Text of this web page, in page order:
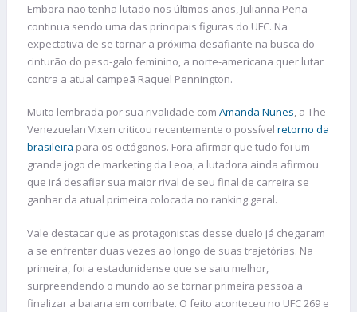
Embora não tenha lutado nos últimos anos, Julianna Peña
continua sendo uma das principais figuras do UFC. Na
expectativa de se tornar a próxima desafiante na busca do
cinturão do peso-galo feminino, a norte-americana quer lutar
contra a atual campeã Raquel Pennington.
Muito lembrada por sua rivalidade com Amanda Nunes, a The
Venezuelan Vixen criticou recentemente o possível retorno da
brasileira para os octógonos. Fora afirmar que tudo foi um
grande jogo de marketing da Leoa, a lutadora ainda afirmou
que irá desafiar sua maior rival de seu final de carreira se
ganhar da atual primeira colocada no ranking geral.
Vale destacar que as protagonistas desse duelo já chegaram
a se enfrentar duas vezes ao longo de suas trajetórias. Na
primeira, foi a estadunidense que se saiu melhor,
surpreendendo o mundo ao se tornar primeira pessoa a
finalizar a baiana em combate. O feito aconteceu no UFC 269 e